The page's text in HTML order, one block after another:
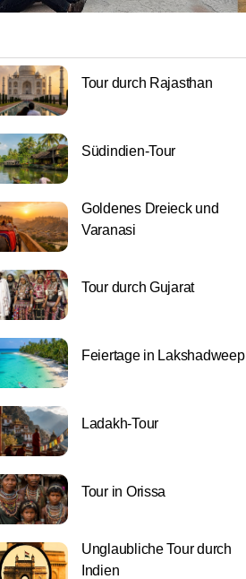
Tour durch Rajasthan
Südindien-Tour
Goldenes Dreieck und
Varanasi
Tour durch Gujarat
Feiertage in Lakshadweep
Ladakh-Tour
Tour in Orissa
Unglaubliche Tour durch
Indien